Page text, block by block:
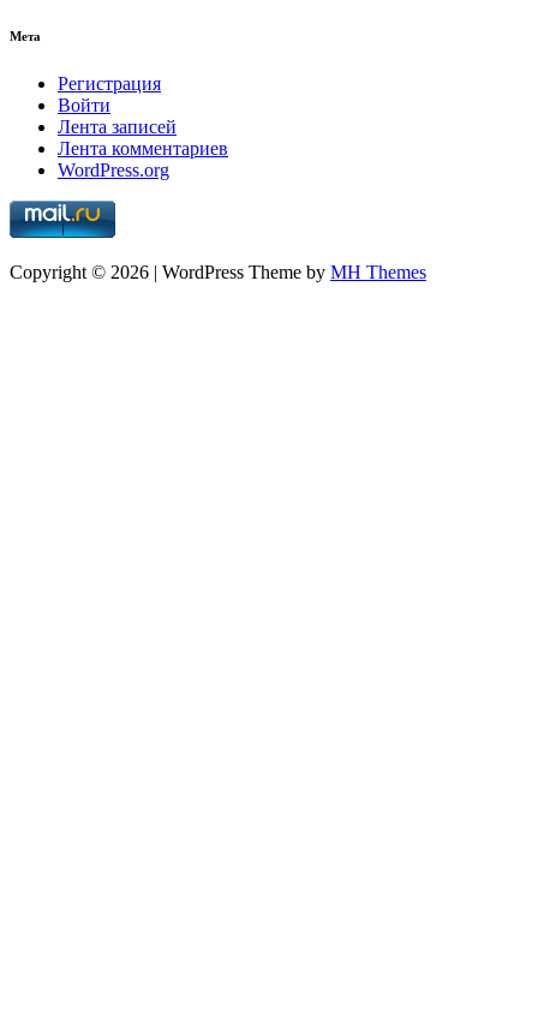
Мета
Регистрация
Войти
Лента записей
Лента комментариев
WordPress.org
Copyright © 2026 | WordPress Theme by MH Themes